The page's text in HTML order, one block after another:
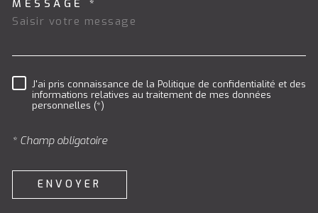
MESSAGE *
RÈGLEMENTATION
J'ai pris connaissance de la Politique de confidentialité et des
informations relatives au traitement de mes données
personnelles (*)
* Champ obligatoire
ENVOYER